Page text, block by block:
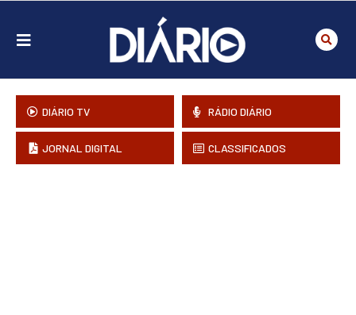
DIÁRIO TV RÁDIO DIÁRIO
JORNAL DIGITAL CLASSIFICADOS